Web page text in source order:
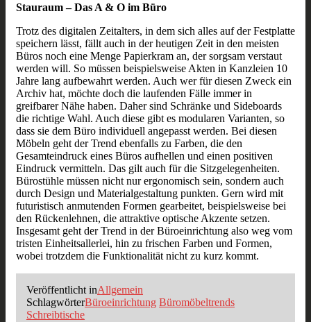
Stauraum – Das A & O im Büro
Trotz des digitalen Zeitalters, in dem sich alles auf der Festplatte
speichern lässt, fällt auch in der heutigen Zeit in den meisten
Büros noch eine Menge Papierkram an, der sorgsam verstaut
werden will. So müssen beispielsweise Akten in Kanzleien 10
Jahre lang aufbewahrt werden. Auch wer für diesen Zweck ein
Archiv hat, möchte doch die laufenden Fälle immer in
greifbarer Nähe haben. Daher sind Schränke und Sideboards
die richtige Wahl. Auch diese gibt es modularen Varianten, so
dass sie dem Büro individuell angepasst werden. Bei diesen
Möbeln geht der Trend ebenfalls zu Farben, die den
Gesamteindruck eines Büros aufhellen und einen positiven
Eindruck vermitteln. Das gilt auch für die Sitzgelegenheiten.
Bürostühle müssen nicht nur ergonomisch sein, sondern auch
durch Design und Materialgestaltung punkten. Gern wird mit
futuristisch anmutenden Formen gearbeitet, beispielsweise bei
den Rückenlehnen, die attraktive optische Akzente setzen.
Insgesamt geht der Trend in der Büroeinrichtung also weg vom
tristen Einheitsallerlei, hin zu frischen Farben und Formen,
wobei trotzdem die Funktionalität nicht zu kurz kommt.
Veröffentlicht inAllgemein
SchlagwörterBüroeinrichtung Büromöbeltrends
Schreibtische